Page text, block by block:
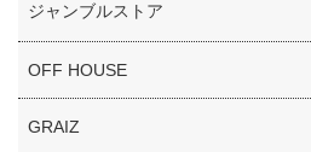
ジャンブルストア
OFF HOUSE
GRAIZ